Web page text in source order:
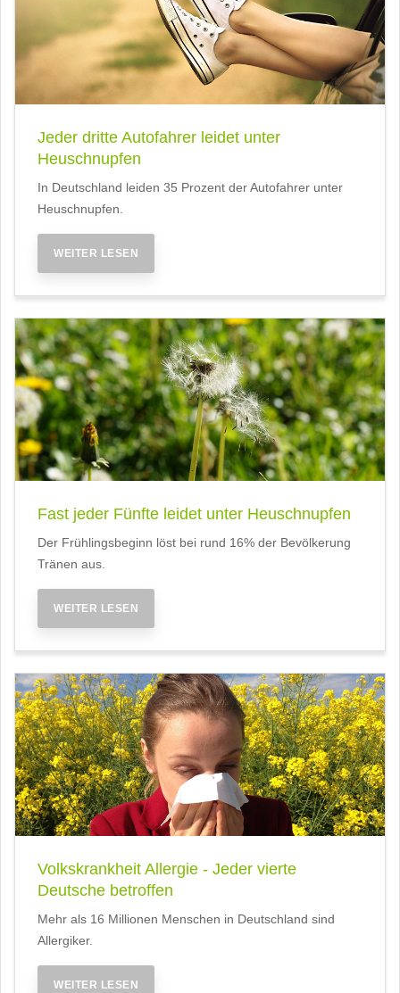
Jeder dritte Autofahrer leidet unter
Heuschnupfen
In Deutschland leiden 35 Prozent der Autofahrer unter
Heuschnupfen.
WEITER LESEN
Fast jeder Fünfte leidet unter Heuschnupfen
Der Frühlingsbeginn löst bei rund 16% der Bevölkerung
Tränen aus.
WEITER LESEN
Volkskrankheit Allergie - Jeder vierte
Deutsche betroffen
Mehr als 16 Millionen Menschen in Deutschland sind
Allergiker.
WEITER LESEN